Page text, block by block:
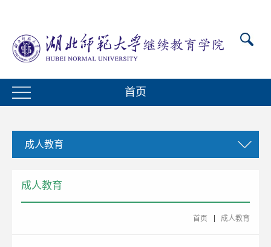
首页
成人教育
成人教育
首页 成人教育